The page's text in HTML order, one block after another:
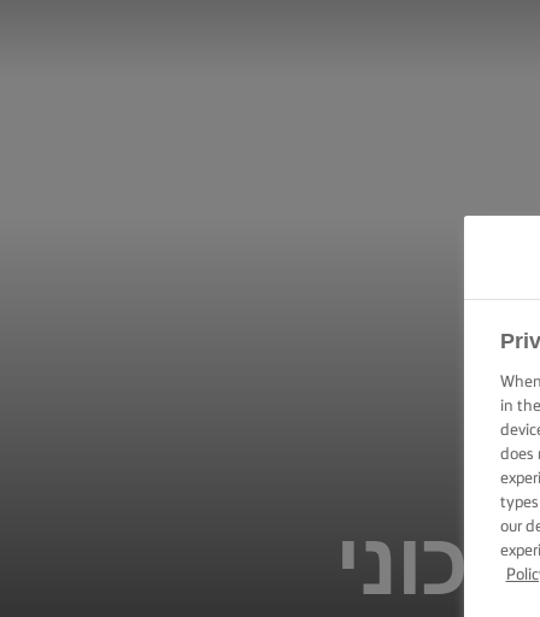
in
does
our